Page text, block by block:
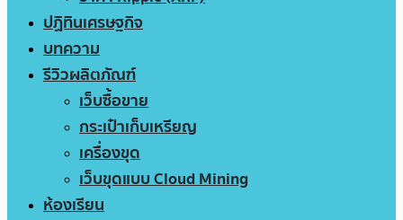
ปฏิทินเศรษฐกิจ
บทความ
รีวิวผลิตภัณฑ์
เว็บซื้อขาย
กระเป๋าเก็บเหรียญ
เครื่องขุด
เว็บขุดแบบ Cloud Mining
ห้องเรียน